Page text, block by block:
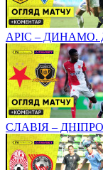
АРІС – ДИНАМО.
СЛАВІЯ –